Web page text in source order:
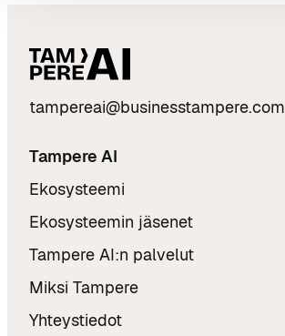
tampereai@businesstampere.com
Tampere AI
Ekosysteemi
Ekosysteemin jäsenet
Tampere AI:n palvelut
Miksi Tampere
Yhteystiedot